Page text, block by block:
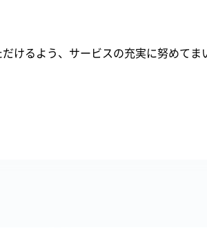
けるよう、サービスの充実に努めてま